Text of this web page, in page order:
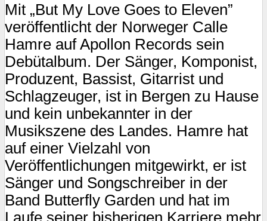
Mit „But My Love Goes to Eleven”
veröffentlicht der Norweger Calle
Hamre auf Apollon Records sein
Debütalbum. Der Sänger, Komponist,
Produzent, Bassist, Gitarrist und
Schlagzeuger, ist in Bergen zu Hause
und kein unbekannter in der
Musikszene des Landes. Hamre hat
auf einer Vielzahl von
Veröffentlichungen mitgewirkt, er ist
Sänger und Songschreiber in der
Band Butterfly Garden und hat im
Laufe seiner bisherigen Karriere mehr